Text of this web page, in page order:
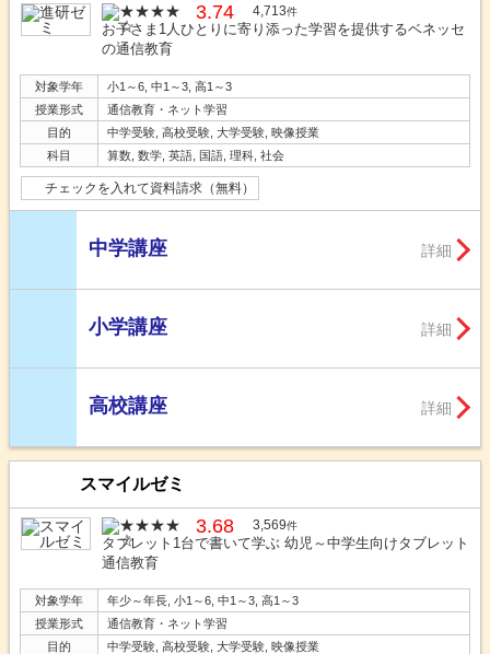
3.74 4,713件
お子さま1人ひとりに寄り添った学習を提供するベネッセ
の通信教育
対象学年
小1～6, 中1～3, 高1～3
授業形式
通信教育・ネット学習
目的
中学受験, 高校受験, 大学受験, 映像授業
科目
算数, 数学, 英語, 国語, 理科, 社会
チェックを入れて資料請求（無料）
中学講座 詳細
小学講座 詳細
高校講座 詳細
スマイルゼミ
3.68 3,569件
タブレット1台で書いて学ぶ 幼児～中学生向けタブレット
通信教育
対象学年
年少～年長, 小1～6, 中1～3, 高1～3
授業形式
通信教育・ネット学習
目的
中学受験, 高校受験, 大学受験, 映像授業